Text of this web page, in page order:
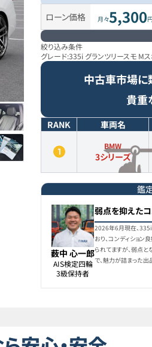
ローン価格 月々5,300
絞り込み条件
グレード:335i グランツリースモ M
中古車市場に
貴重
RANK 車両名
BMW
3シリーズ
鑑
薮中 心一郎
AIS検定四輪
3級保持者
弱点を抑えたコ
2026年6月現在、335i
おり、コンディショ
られてますが、弱点と
で、魅力が詰まった出